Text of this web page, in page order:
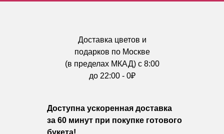
Доставка цветов и
подарков по Москве
(в пределах МКАД) с 8:00
до 22:00 - 0₽
Доступна ускоренная доставка
за 60 минут при покупке готового
букета!